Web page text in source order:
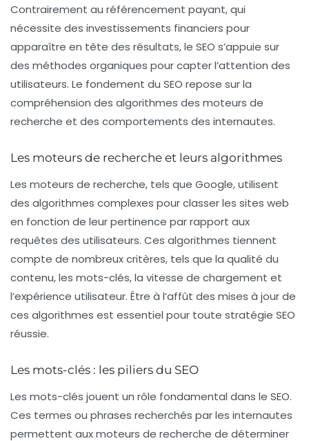
Contrairement au référencement payant, qui
nécessite des investissements financiers pour
apparaître en tête des résultats, le SEO s’appuie sur
des méthodes organiques pour capter l’attention des
utilisateurs. Le fondement du SEO repose sur la
compréhension des algorithmes des moteurs de
recherche et des comportements des internautes.
Les moteurs de recherche et leurs algorithmes
Les moteurs de recherche, tels que Google, utilisent
des algorithmes complexes pour classer les sites web
en fonction de leur pertinence par rapport aux
requêtes des utilisateurs. Ces algorithmes tiennent
compte de nombreux critères, tels que la qualité du
contenu, les mots-clés, la vitesse de chargement et
l’expérience utilisateur. Être à l’affût des mises à jour de
ces algorithmes est essentiel pour toute stratégie SEO
réussie.
Les mots-clés : les piliers du SEO
Les mots-clés jouent un rôle fondamental dans le SEO.
Ces termes ou phrases recherchés par les internautes
permettent aux moteurs de recherche de déterminer